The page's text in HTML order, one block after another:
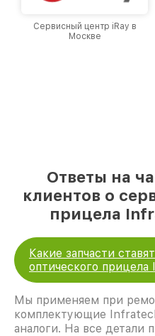
Сервисный центр iRay в
Москве
Ответы на
клиентов о
прицела
Какие запчасти
оптического
Мы применяем при
комплектующие
аналоги. На все детали